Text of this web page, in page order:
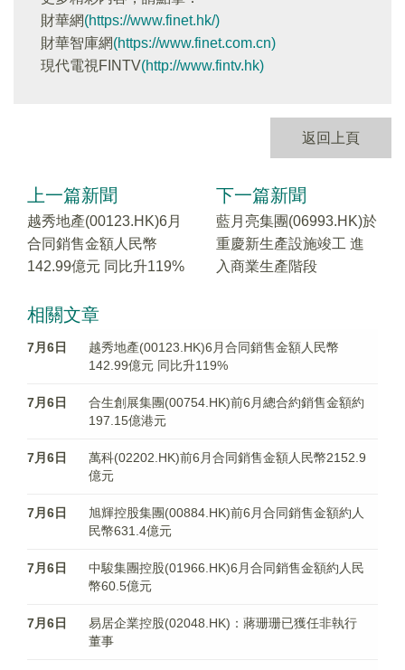
財華網(https://www.finet.hk/)
財華智庫網(https://www.finet.com.cn)
現代電視FINTV(http://www.fintv.hk)
返回上頁
上一篇新聞
越秀地產(00123.HK)6月
合同銷售金額人民幣
142.99億元 同比升119%
下一篇新聞
藍月亮集團(06993.HK)於
重慶新生產設施竣工 進
入商業生產階段
相關文章
7月6日
越秀地產(00123.HK)6月合同銷售金額人民幣
142.99億元 同比升119%
7月6日
合生創展集團(00754.HK)前6月總合約銷售金額約
197.15億港元
7月6日
萬科(02202.HK)前6月合同銷售金額人民幣2152.9
億元
7月6日
旭輝控股集團(00884.HK)前6月合同銷售金額約人
民幣631.4億元
7月6日
中駿集團控股(01966.HK)6月合同銷售金額約人民
幣60.5億元
7月6日
易居企業控股(02048.HK)：蔣珊珊已獲任非執行
董事